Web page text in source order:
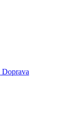
Doprava